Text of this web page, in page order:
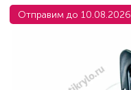
Отправим до 10.08.2026